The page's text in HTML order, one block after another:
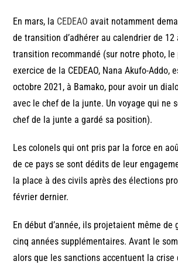
En mars, la CEDEAO avait notamment
de transition d’adhérer au calendrier de 12
transition recommandé (sur notre photo, le
exercice de la CEDEAO, Nana Akufo-Addo,
octobre 2021, à Bamako, pour avoir un
avec le chef de la junte. Un voyage qui ne
chef de la junte a gardé sa position).
Les colonels qui ont pris par la force en
de ce pays se sont dédits de leur
la place à des civils après des élections
février dernier.
En début d’année, ils projetaient même de
cinq années supplémentaires. Avant le
alors que les sanctions accentuent la crise